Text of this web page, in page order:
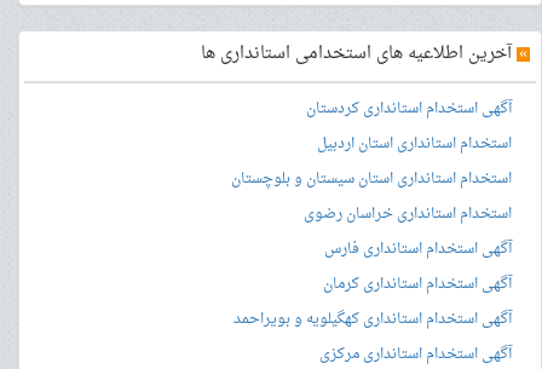
»آخرین اطلاعیه های استخدامی استانداری ها
آگهی استخدام استانداری کردستان
استخدام استانداری استان اردبیل
استخدام استانداری استان سیستان و بلوچستان
استخدام استانداری خراسان رضوی
آگهی استخدام استانداری فارس
آگهی استخدام استانداری کرمان
آگهی استخدام استانداری کهگیلویه و بویراحمد
آگهی استخدام استانداری مرکزی